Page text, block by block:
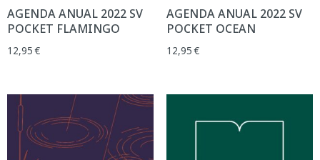
AGENDA ANUAL 2022 SV
POCKET FLAMINGO
12,95€
AGENDA ANUAL 2022 SV
POCKET OCEAN
12,95€